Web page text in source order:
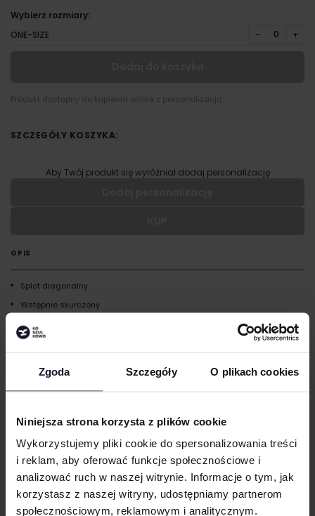
Zgoda Szczegóły O plikach cookies
Niniejsza strona korzysta z plików cookie
Wykorzystujemy pliki cookie do spersonalizowania treści
i reklam, aby oferować funkcje społecznościowe i
analizować ruch w naszej witrynie. Informacje o tym, jak
korzystasz z naszej witryny, udostępniamy partnerom
społecznościowym, reklamowym i analitycznym.
OPIS
Splot diagonalny
Wstępnie skurczony
Barwione reaktywnie
Breloczek do kluczy
GRAMATURA I SKŁAD
TECHNIKI ZDOBIENIA
Haft komputerowy
Haft komputerowy to technologia pozwalająca wykonywać zdobienia
poliestrowymi nićmi za pomocą specjalnych maszyn haftujących. W
wyniku otrzymujemy charakterystyczne, trójwymiarowe wzory.
DOSTAWA I PŁATNOŚĆ
Wybierz rozmiary:
ONE-SIZE
− +
Produkt dostępny do kupienia online z personalizacją
SZCZEGÓŁY KOSZYKA:
Aby Twój produkt się wyróżniał dodaj personalizację
UMIEJSCOWIENIE
cm | SZ: cm
UWAGI